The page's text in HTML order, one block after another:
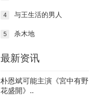
4 与王生活的男人
5 杀木地
最新资讯
朴恩斌可能主演《宮中有野
花盛開》..